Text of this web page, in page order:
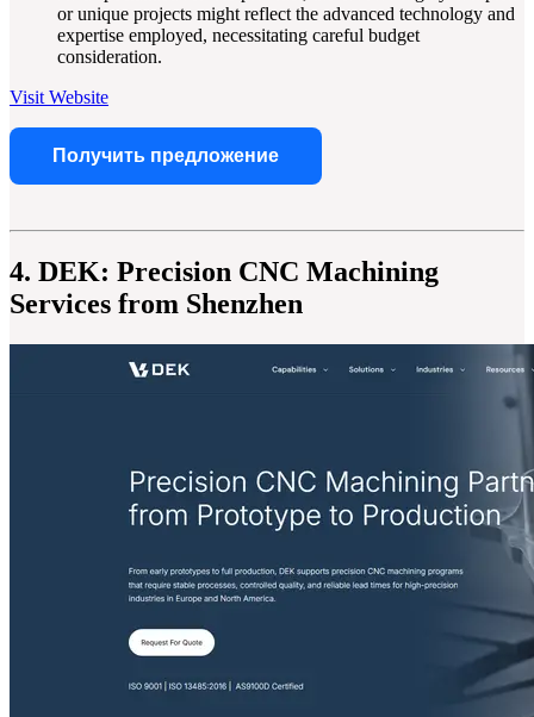
or unique projects might reflect the advanced technology and
expertise employed, necessitating careful budget
consideration.
Visit Website
Получить предложение
4. DEK: Precision CNC Machining
Services from Shenzhen